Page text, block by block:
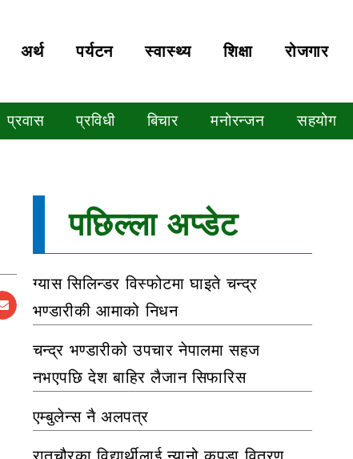
अर्थ पर्यटन स्वास्थ्य शिक्षा रोजगार
प्रवास प्रविधी बिचार मनोरन्जन सहयोग
पछिल्ला अप्डेट
ग्यास सिलिन्डर विस्फोटमा घाइते चन्द्र
भण्डारीकी आमाको निधन
चन्द्र भण्डारीको उपचार नेपालमा सहज
नभएपछि देश बाहिर लैजान सिफारिस
एम्बुलेन्स नै अलपत्र